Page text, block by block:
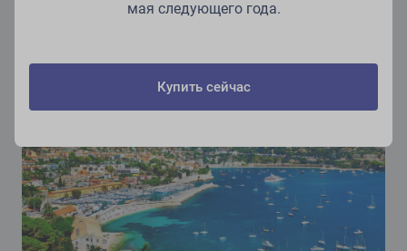
У большинства людей Французская Ривьера ассоциируется
с волшебно-голубой водой, усыпанной белыми яхтами
мая следующего года.
Купить сейчас